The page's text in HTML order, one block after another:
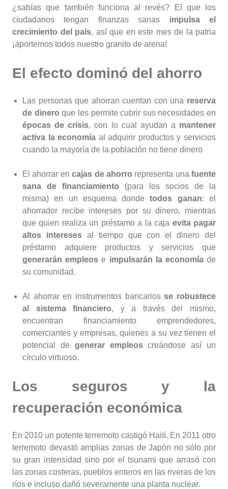
¿sabías que también funciona al revés? El que los
ciudadanos tengan finanzas sanas impulsa el
crecimiento del país, así que en este mes de la patria
¡aportemos todos nuestro granito de arena!
El efecto dominó del ahorro
Las personas que ahorran cuentan con una reserva
de dinero que les permite cubrir sus necesidades en
épocas de crisis, con lo cual ayudan a mantener
activa la economía al adquirir productos y servicios
cuando la mayoría de la población no tiene dinero
El ahorrar encajas de ahorro representa una fuente
sana de financiamiento (para los socios de la
misma) en un esquema dondetodos ganan: el
ahorrador recibe intereses por su dinero, mientras
que quien realiza un préstamo a la caja evita pagar
altos interesesal tiempo que con el dinero del
préstamo adquiere productos y servicios que
generarán empleos e impulsarán la economíade
su comunidad.
Al ahorrar en instrumentos bancariosse robustece
al sistema financiero, y a través del mismo,
encuentran financiamiento emprendedores,
comerciantes y empresas, quienes a su vez tienen el
potencial de generar empleoscreándose así un
círculo virtuoso.
Los seguros y la
recuperación económica
En 2010 un potente terremoto castigó Haití. En 2011 otro
terremoto devastó amplias zonas de Japón no sólo por
su gran intensidad sino por el tsunami que arrasó con
las zonas costeras, pueblos enteros en las riveras de los
ríos e incluso dañó severamente una planta nuclear.